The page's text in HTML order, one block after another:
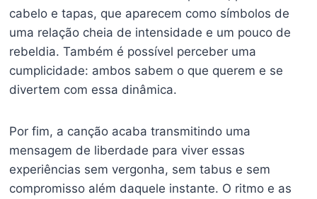
cabelo e tapas, que aparecem como símbolos de
uma relação cheia de intensidade e um pouco de
rebeldia. Também é possível perceber uma
cumplicidade: ambos sabem o que querem e se
divertem com essa dinâmica.
Por fim, a canção acaba transmitindo uma
mensagem de liberdade para viver essas
experiências sem vergonha, sem tabus e sem
compromisso além daquele instante. O ritmo e as